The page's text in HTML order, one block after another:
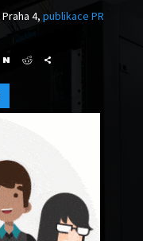
4, publikace PR